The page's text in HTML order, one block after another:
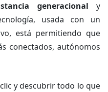
generacional y
usada con un
está permitiendo que
conectados, autónomos
y descubrir todo lo que